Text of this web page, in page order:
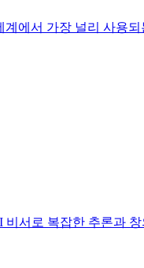
계에서 가장 널리 사용
비서로 복잡한 추론과 창